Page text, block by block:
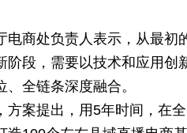
电商处负责人表示，从最
阶段，需要以技术和应用
全链条深度融合。
方案提出，用5年时间，在